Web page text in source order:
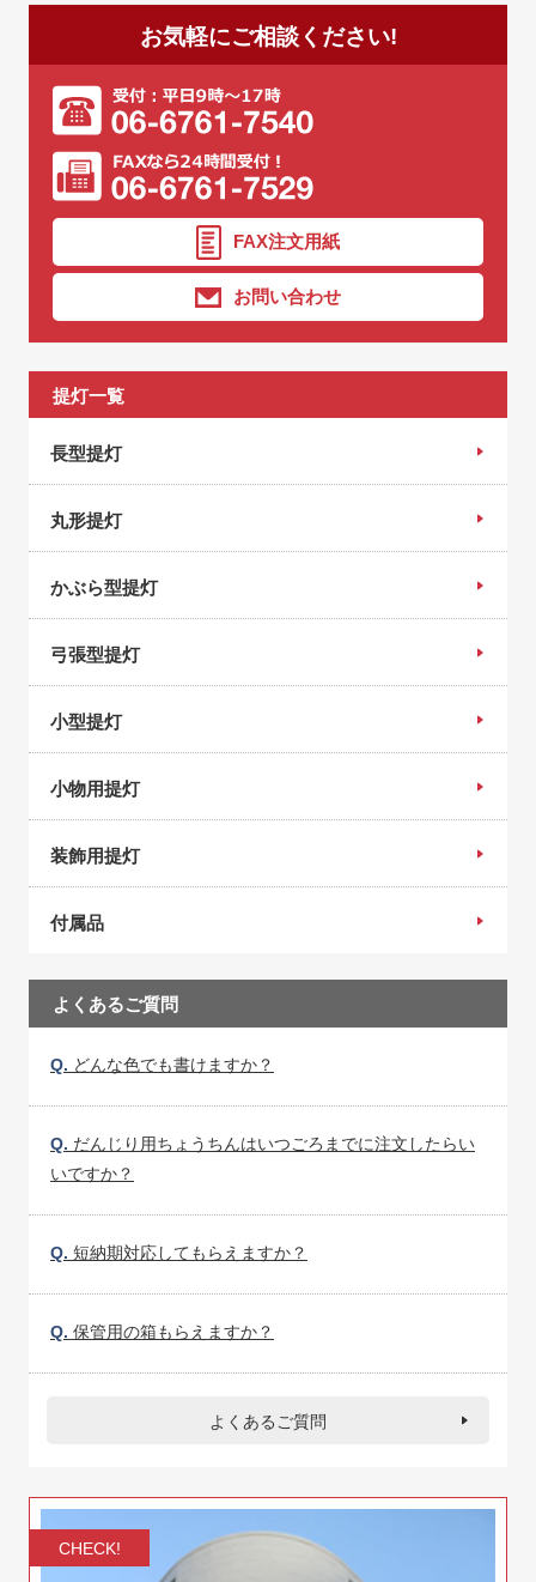
業務を委託する業者に対して開示する場合
【個人情報の安全対策】
当社は、個人情報の正確性及び安全性確保のために、セ
キュリティに万全の対策を講じています。
お客さまがご本人の個人情報の照会・修正・削除などを
ご希望される場合には、ご本人であることを確認の上、
【法令、規範の遵守と見直し】
令、その他規範を遵守するとともに、本ポリシーの内容
【お問い合せ】
当社の個人情報の取扱に関するお問い合せは下記までご
連絡ください。
有限会社 秋村泰平堂
〒542-0064 大阪市中央区上汐1-1-11
し破れるおそれがあります。
質等により長さに多少の差が出ます。
●ビニールちょうちんを開ける場合は、ビニール生地が
引っ付いている場合がありますので、無理せずゆっくり
と開けてください。それでも、引っ付いている場合は、
ドライヤーなどを使用し温めてから開けてください。 ●
保管される場合は、必ずちょうちんの中に中敷の紙を入
●お取り扱い上の不注意、乱暴な使用などによる破損、
通常使用による消耗の場合はその責に応じかねます。
【文字入れに関する注意事項】
ると色むらが出ます。
●前回と同じ字体や大きさを希望される場合は、必ず見
本を御用意ください。(当社には数人の職人がいますの
●印刷などの調合色の場合、前回と同じ色が出ない場合
インがずれますのであらかじめご了承ください。
ど作られる場合、商品を確認してから注文ください。
●個数が少ない場合、印刷をお断りする場合がありま
す。
お気軽にご相談ください!
FAX注文用紙
お問い合わせ
提灯一覧
長型提灯
丸形提灯
かぶら型提灯
弓張型提灯
小型提灯
小物用提灯
装飾用提灯
付属品
よくあるご質問
Q. どんな色でも書けますか？
Q. だんじり用ちょうちんはいつごろまでに注文したらい
いですか？
Q. 短納期対応してもらえますか？
Q. 保管用の箱もらえますか？
よくあるご質問
CHECK!